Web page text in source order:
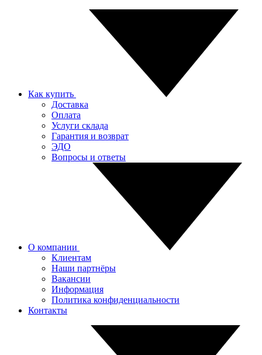
Как купить
Доставка
Оплата
Услуги склада
Гарантия и возврат
ЭДО
Вопросы и ответы
О компании
Клиентам
Наши партнёры
Вакансии
Информация
Политика конфиденциальности
Контакты